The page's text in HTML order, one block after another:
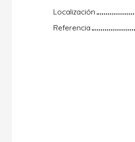
Localización
Referencia